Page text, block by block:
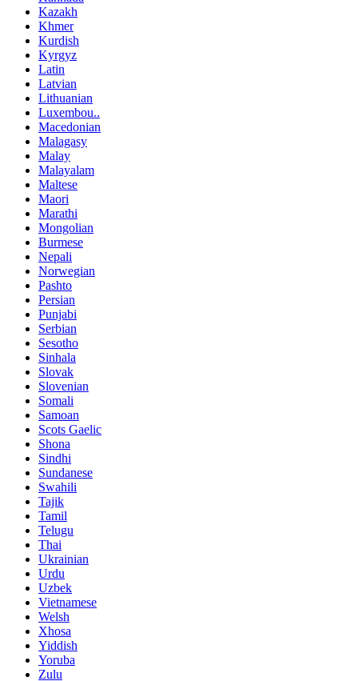
Kazakh
Khmer
Kurdish
Kyrgyz
Latin
Latvian
Lithuanian
Luxembou..
Macedonian
Malagasy
Malay
Malayalam
Maltese
Maori
Marathi
Mongolian
Burmese
Nepali
Norwegian
Pashto
Persian
Punjabi
Serbian
Sesotho
Sinhala
Slovak
Slovenian
Somali
Samoan
Scots Gaelic
Shona
Sindhi
Sundanese
Swahili
Tajik
Tamil
Telugu
Thai
Ukrainian
Urdu
Uzbek
Vietnamese
Welsh
Xhosa
Yiddish
Yoruba
Zulu